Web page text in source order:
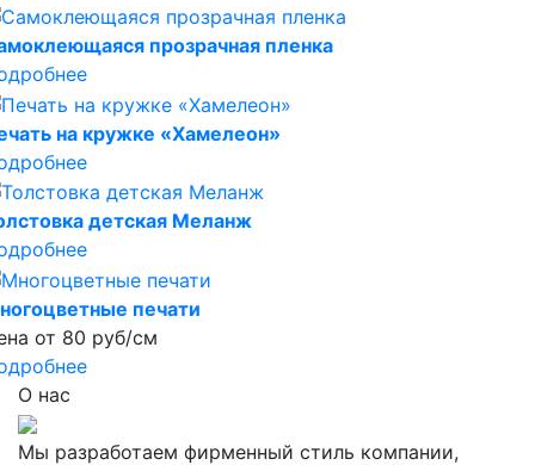
прозрачная пленка
на кружке «Хамелеон»
детская Меланж
печати
от 80 руб/см
О нас
Мы разработаем фирменный стиль компании,